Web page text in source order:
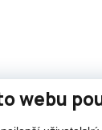
webu